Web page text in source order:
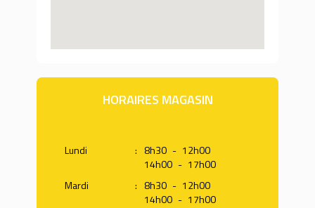
HORAIRES MAGASIN
Lundi : 8h30 - 12h00
14h00 - 17h00
Mardi
: 8h30 - 12h00
14h00 - 17h00